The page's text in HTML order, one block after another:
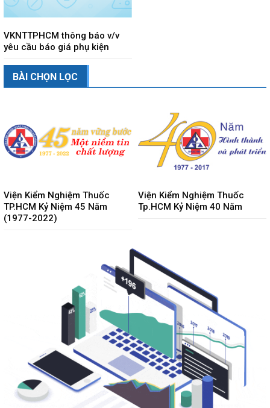
VKNTTPHCM thông báo v/v
yêu cầu báo giá phụ kiện
BÀI CHỌN LỌC
Viện Kiểm Nghiệm Thuốc
TP.HCM Kỷ Niệm 45 Năm
(1977-2022)
Viện Kiểm Nghiệm Thuốc
Tp.HCM Kỷ Niệm 40 Năm